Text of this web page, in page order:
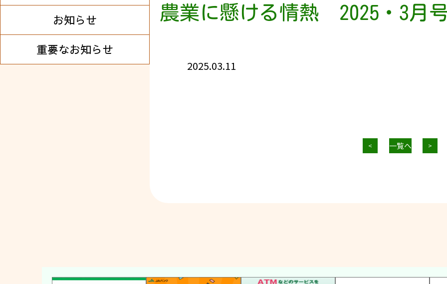
お知らせ
重要なお知らせ
農業に懸ける情熱 2025・3月
2025.03.11
< 一覧へ >